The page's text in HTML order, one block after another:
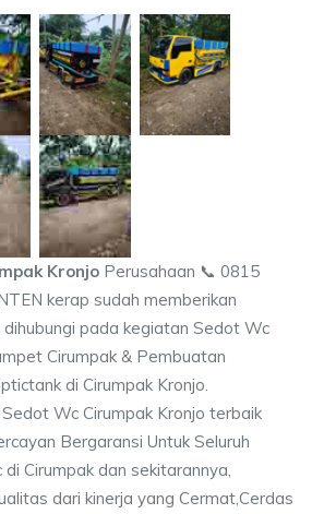
Kronjo Perusahaan 📞 0815
kerap sudah memberikan
pada kegiatan Sedot Wc
Cirumpak & Pembuatan
di Cirumpak Kronjo.
Wc Cirumpak Kronjo terbaik
Bergaransi Untuk Seluruh
Cirumpak dan sekitarannya,
dari kinerja yang Cermat,Cerdas